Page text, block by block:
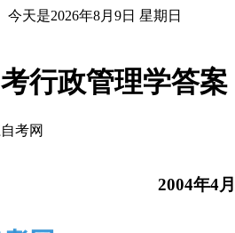
今天是2026年8月9日 星期日
行政管理学答案
考网
2004年4